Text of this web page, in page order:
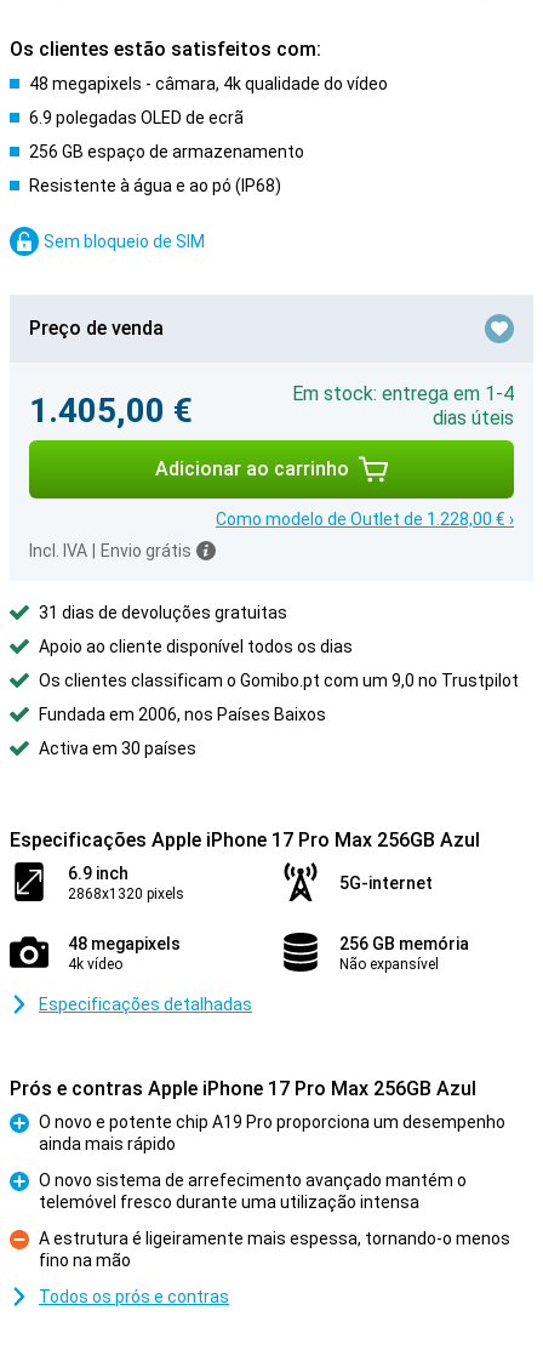
Os clientes estão satisfeitos com:
48 megapixels - câmara, 4k qualidade do vídeo
6.9 polegadas OLED de ecrã
256 GB espaço de armazenamento
Resistente à água e ao pó (IP68)
Sem bloqueio de SIM
Preço de venda
1.405,00 €
Em stock: entrega em 1-4
dias úteis
Adicionar ao carrinho
Como modelo de Outlet de 1.228,00 € ›
Incl. IVA
Envio grátis
31 dias de devoluções gratuitas
Apoio ao cliente disponível todos os dias
Os clientes classificam o Gomibo.pt com um 9,0 no Trustpilot
Fundada em 2006, nos Países Baixos
Activa em 30 países
Especificações Apple iPhone 17 Pro Max 256GB Azul
6.9 inch
2868x1320 pixels
5G-internet
48 megapixels
4k vídeo
256 GB memória
Não expansível
Especificações detalhadas
Prós e contras Apple iPhone 17 Pro Max 256GB Azul
Prós
O novo e potente chip A19 Pro proporciona um desempenho
ainda mais rápido
Prós
O novo sistema de arrefecimento avançado mantém o
telemóvel fresco durante uma utilização intensa
Contras
A estrutura é ligeiramente mais espessa, tornando-o menos
fino na mão
Todos os prós e contras